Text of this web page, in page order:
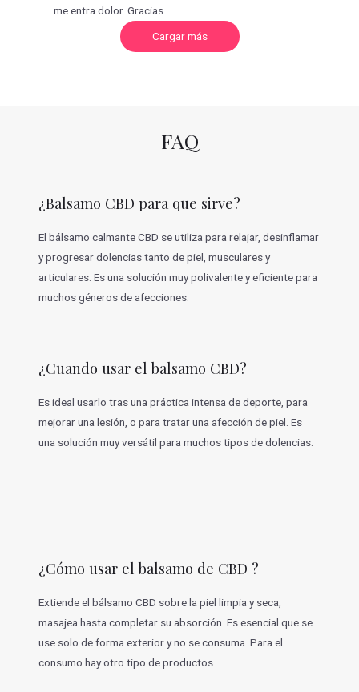
me entra dolor. Gracias
Cargar másC
r
i
o
e
s
FAQ
¿Balsamo CBD para que sirve?
El bálsamo calmante CBD se utiliza para relajar, desinflamar
y progresar dolencias tanto de piel, musculares y
articulares. Es una solución muy polivalente y eficiente para
muchos géneros de afecciones.
¿Cuando usar el balsamo CBD?
Es ideal usarlo tras una práctica intensa de deporte, para
mejorar una lesión, o para tratar una afección de piel. Es
una solución muy versátil para muchos tipos de dolencias.
¿Cómo usar el balsamo de CBD ?
Extiende el bálsamo CBD sobre la piel limpia y seca,
masajea hasta completar su absorción. Es esencial que se
use solo de forma exterior y no se consuma. Para el
consumo hay otro tipo de productos.